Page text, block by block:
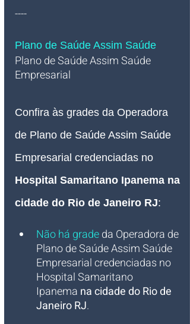
----
Plano de Saúde Assim Saúde
Plano de Saúde Assim Saúde
Empresarial
Confira às grades da Operadora
de Plano de Saúde Assim Saúde
Empresarial credenciadas no
Hospital Samaritano Ipanema na
cidade do Rio de Janeiro RJ:
Não há gradeda Operadora de
Plano de Saúde Assim Saúde
Empresarial credenciadas no
Hospital Samaritano
Ipanema na cidade do Rio de
Janeiro RJ.